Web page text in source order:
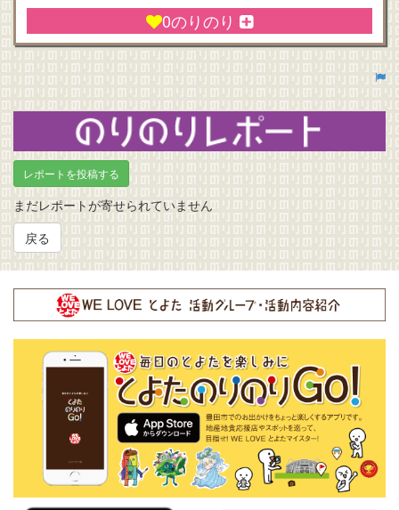
0のりのり
のりのりレポート
レポートを投稿する
まだレポートが寄せられていません
戻る